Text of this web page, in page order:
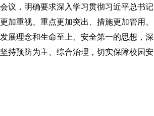
议，明确要求深入学习贯彻习近平总书记
加重视、重点更加突出、措施更加管用、
展理念和生命至上、安全第一的思想，深
持预防为主、综合治理，切实保障校园安